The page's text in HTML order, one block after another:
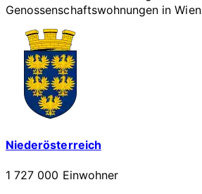
Genossenschaftswohnungen inWien
Niederösterreich
1 727 000 Einwohner